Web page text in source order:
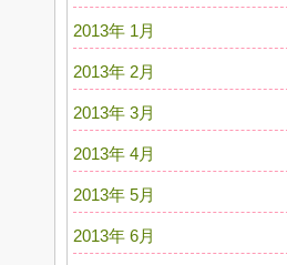
2013年 1月
2013年 2月
2013年 3月
2013年 4月
2013年 5月
2013年 6月